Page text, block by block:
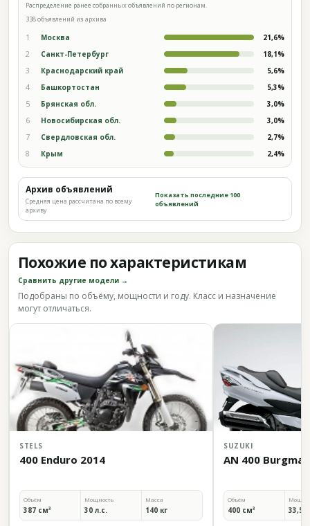
Распределение ранее собранных объявлений по регионам.
338 объявлений из архива
1 Москва 21,6%
2 Санкт-Петербург 18,1%
3 Краснодарский край 5,6%
4 Башкортостан 5,3%
5 Брянская обл. 3,0%
6 Новосибирская обл. 3,0%
7 Свердловская обл. 2,7%
8 Крым 2,4%
Архив объявлений
Средняя цена рассчитана по всему
архиву
Показать последние 100
объявлений
Похожие по характеристикам
Сравнить другие модели →
Подобраны по объёму, мощности и году. Класс и назначение
могут отличаться.
STELS
400 Enduro 2014
Объём
387 см³
Мощность
30 л.с.
Масса
140 кг
SUZUKI
AN 400
Объём
400 см³ 33,5